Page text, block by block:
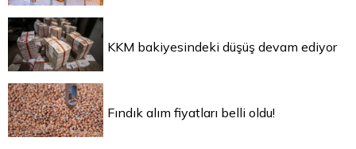
KKM bakiyesindeki düşüş devam ediyor
Fındık alım fiyatları belli oldu!